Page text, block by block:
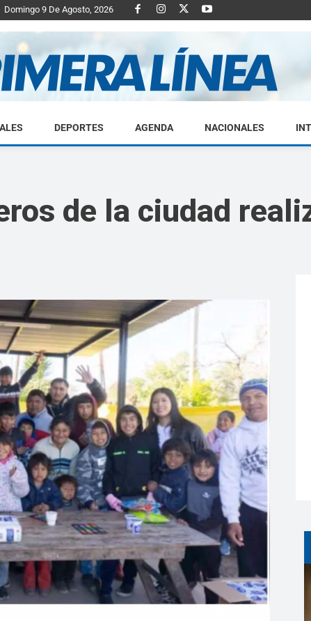
Domingo 9 De Agosto, 2026
Diario
Linea
DEPORTES AGENDA NACIONALES
de la ciudad